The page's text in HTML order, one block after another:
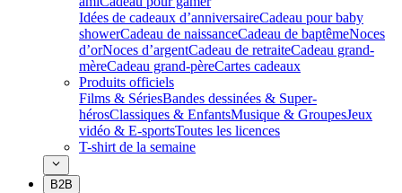
Idées de cadeaux d’anniversaireCadeau pour baby
showerCadeau de naissanceCadeau de baptêmeNoces
d’orNoces d’argentCadeau de retraiteCadeau grand-
mèreCadeau grand-pèreCartes cadeaux
Produits officiels
Films & SériesBandes dessinées & Super-
hérosClassiques & EnfantsMusique & GroupesJeux
vidéo & E-sportsToutes les licences
T-shirt de la semaine
B2B